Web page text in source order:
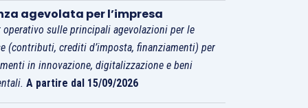
agevolata per l’impresa
operativo sulle principali agevolazioni per le
(contributi, crediti d’imposta, finanziamenti) per
in innovazione, digitalizzazione e beni
A partire dal 15/09/2026